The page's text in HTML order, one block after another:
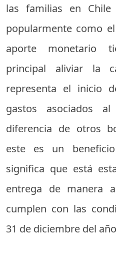
las familias en Chile
popularmente como
aporte monetario
principal aliviar la
representa el inicio
gastos asociados
diferencia de otros
este es un
significa que está
entrega de manera
cumplen con las
31 de diciembre del